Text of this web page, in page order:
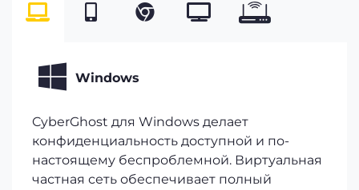
Windows
CyberGhost для Windows делает
конфиденциальность доступной и по-
настоящему беспроблемной. Виртуальная
частная сеть обеспечивает полный